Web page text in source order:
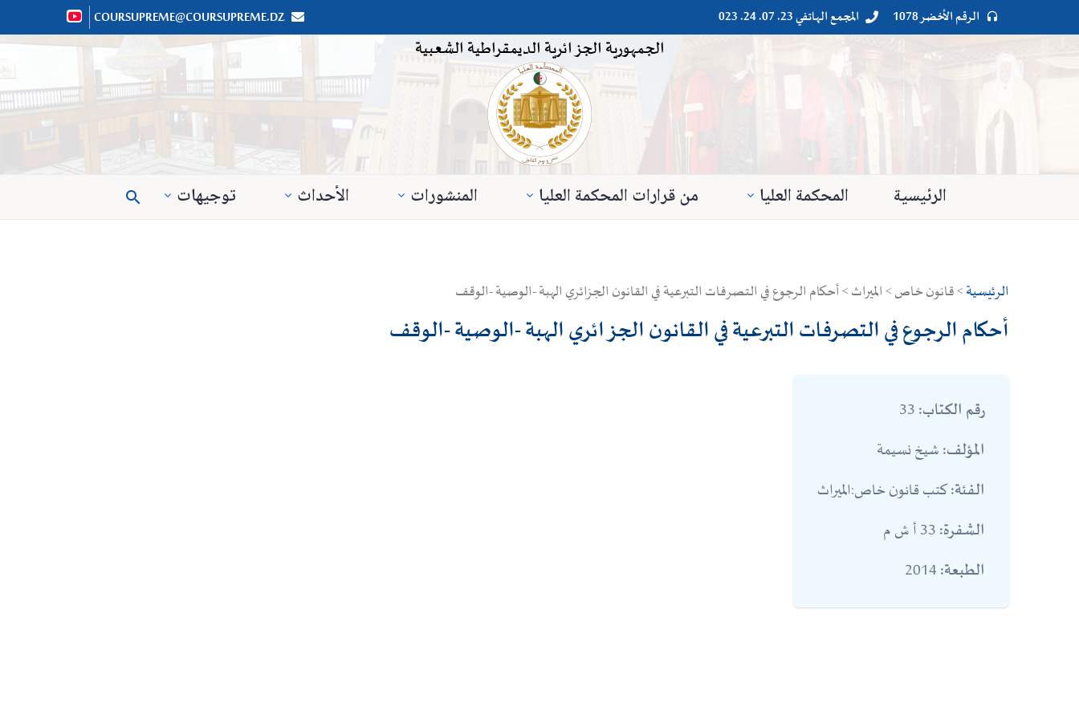

 الرقم الأخضر 1078 
 المجمع الهاتفي 23. 07. 24. 023 

COURSUPREME@COURSUPREME.DZ
الجمهورية الجزائرية الديمقراطية الشعبية
الرئيسية المحكمة العليا من قرارات المحكمة العليا المنشورات الأحداث توجيهات 
الرئيسية> قانون خاص > الميراث > أحكام الرجوع في التصرفات التبرعية في القانون الجزائري الهبة -الوصية -الوقف
أحكام الرجوع في التصرفات التبرعية في القانون الجزائري الهبة -الوصية -الوقف
رقم الكتاب:
المؤلف:شيخ نسيمة
الفئة:كتب قانون خاص:الميراث
الشفرة:
الطبعة: